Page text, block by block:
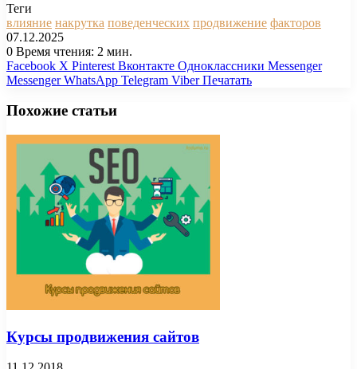
Теги
влияние накрутка поведенческих продвижение факторов
07.12.2025
0 Время чтения: 2 мин.
Facebook X Pinterest Вконтакте Одноклассники Messenger
Messenger WhatsApp Telegram Viber Печатать
Похожие статьи
Курсы продвижения сайтов